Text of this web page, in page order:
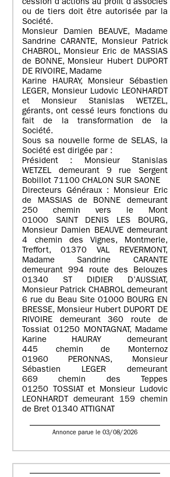
cession d’actions au profit d’associés
ou de tiers doit être autorisée par la
Société.
Monsieur Damien BEAUVE, Madame
Sandrine CARANTE, Monsieur Patrick
CHABROL, Monsieur Eric de MASSIAS
de BONNE, Monsieur Hubert DUPORT
DE RIVOIRE, Madame
Karine HAURAY, Monsieur Sébastien
LEGER, Monsieur Ludovic LEONHARDT
et Monsieur Stanislas WETZEL,
gérants, ont cessé leurs fonctions du
fait de la transformation de la
Société.
Sous sa nouvelle forme de SELAS, la
Société est dirigée par :
Président : Monsieur Stanislas
WETZEL demeurant 9 rue Sergent
Bobillot 71100 CHALON SUR SAONE
Directeurs Généraux : Monsieur Eric
de MASSIAS de BONNE demeurant
250 chemin vers le Mont
01000 SAINT DENIS LES BOURG,
Monsieur Damien BEAUVE demeurant
4 chemin des Vignes, Montmerle,
Treffort, 01370 VAL REVERMONT,
Madame Sandrine CARANTE
demeurant 994 route des Belouzes
01340 ST DIDIER D’AUSSIAT,
Monsieur Patrick CHABROL demeurant
6 rue du Beau Site 01000 BOURG EN
BRESSE, Monsieur Hubert DUPORT DE
RIVOIRE demeurant 360 route de
Tossiat 01250 MONTAGNAT, Madame
Karine HAURAY demeurant
445 chemin de Monternoz
01960 PERONNAS, Monsieur
Sébastien LEGER demeurant
669 chemin des Teppes
01250 TOSSIAT et Monsieur Ludovic
LEONHARDT demeurant 159 chemin
de Bret 01340 ATTIGNAT
Annonce parue le 03/08/2026